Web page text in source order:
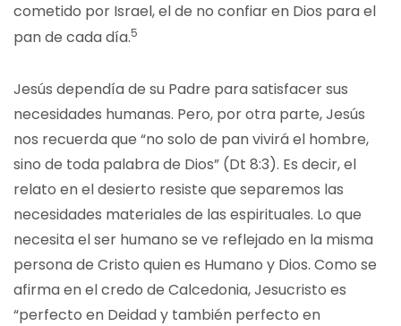
cometido por Israel, el de no confiar en Dios para el
pan de cada día.5
Jesús dependía de su Padre para satisfacer sus
necesidades humanas. Pero, por otra parte, Jesús
nos recuerda que “no solo de pan vivirá el hombre,
sino de toda palabra de Dios” (Dt 8:3). Es decir, el
relato en el desierto resiste que separemos las
necesidades materiales de las espirituales. Lo que
necesita el ser humano se ve reflejado en la misma
persona de Cristo quien es Humano y Dios. Como se
afirma en el credo de Calcedonia, Jesucristo es
“perfecto en Deidad y también perfecto en